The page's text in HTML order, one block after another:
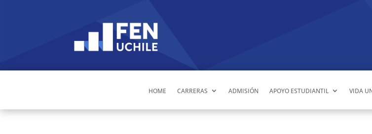
HOME CARRERAS ADMISIÓN APOYO ESTUDIANTIL VIDA